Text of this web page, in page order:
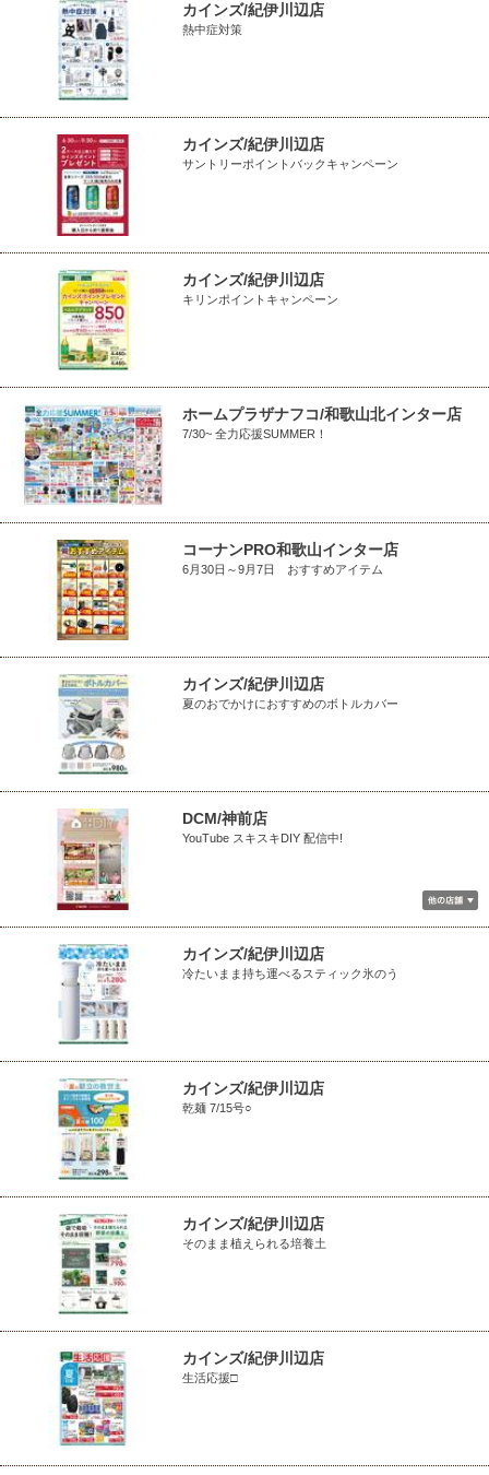
カインズ/紀伊川辺店
熱中症対策
カインズ/紀伊川辺店
サントリーポイントバックキャンペーン
カインズ/紀伊川辺店
キリンポイントキャンペーン
ホームプラザナフコ/和歌山北インター店
7/30~ 全力応援SUMMER！
コーナンPRO和歌山インター店
6月30日～9月7日 おすすめアイテム
カインズ/紀伊川辺店
夏のおでかけにおすすめのボトルカバー
DCM/神前店
YouTube スキスキDIY 配信中!
カインズ/紀伊川辺店
冷たいまま持ち運べるスティック氷のう
カインズ/紀伊川辺店
乾麺 7/15号○
カインズ/紀伊川辺店
そのまま植えられる培養土
カインズ/紀伊川辺店
生活応援□